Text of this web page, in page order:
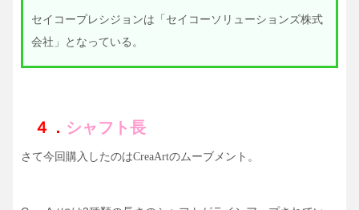
セイコープレシジョンは「セイコーソリューションズ株式
会社」となっている。
４． シャフト長
さて今回購入したのはCreaArtのムーブメント。